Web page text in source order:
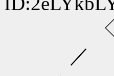
◇
／